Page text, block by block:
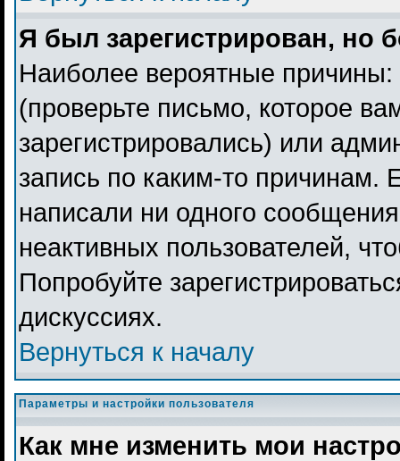
Я был зарегистрирован, но
Наиболее вероятные
(проверьте письмо, которое
зарегистрировались) или
запись по каким-то причинам.
написали ни одного
неактивных пользователей,
Попробуйте
дискуссиях.
Вернуться к началу
Параметры и настройки пользователя
Как мне изменить мои